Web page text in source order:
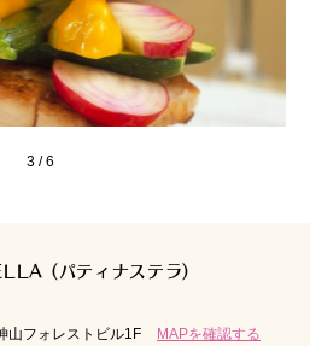
3/6
(パティナステラ)
山フォレストビル1F
MAPを確認する